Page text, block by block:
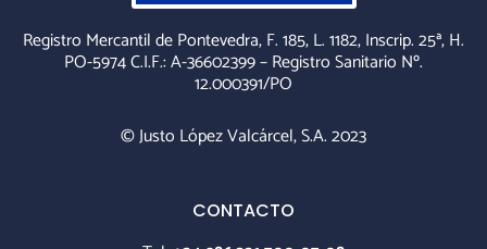
Registro Mercantil de Pontevedra, F. 185, L. 1182, Inscrip. 25ª, H.
PO-5974 C.I.F.: A-36602399 – Registro Sanitario Nº.
12.000391/PO
© Justo López Valcárcel, S.A. 2023
CONTACTO